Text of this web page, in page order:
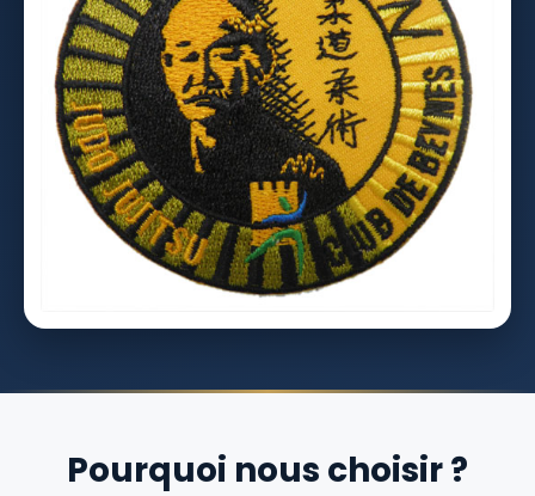
Pourquoi nous choisir ?